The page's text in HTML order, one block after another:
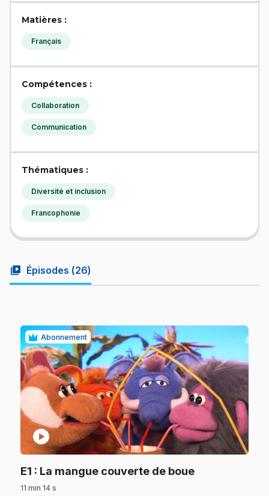
Matières :
Français
Compétences :
Collaboration
Communication
Thématiques :
Diversité et inclusion
Francophonie
video_library Épisodes (26)
Abonnement
play_circle
E1 : La mangue couverte de boue.
11 min 14 s